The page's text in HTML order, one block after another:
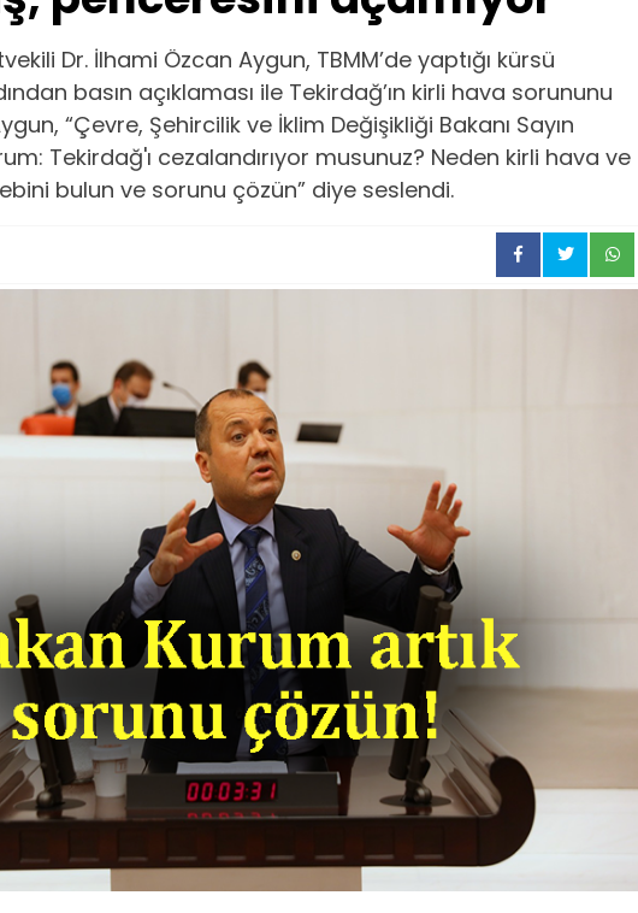
Dr. İlhami Özcan Aygun, TBMM’de yaptığı kürsü
basın açıklaması ile Tekirdağ’ın kirli hava sorununu
“Çevre, Şehircilik ve İklim Değişikliği Bakanı Sayın
Tekirdağ'ı cezalandırıyor musunuz? Neden kirli hava ve
bulun ve sorunu çözün” diye seslendi.